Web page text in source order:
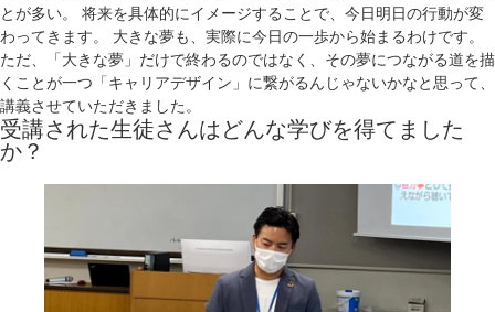
とが多い。 将来を具体的にイメージすることで、今日明日の行動が変
わってきます。 大きな夢も、実際に今日の一歩から始まるわけです。
ただ、「大きな夢」だけで終わるのではなく、その夢につながる道を描
くことが一つ「キャリアデザイン」に繋がるんじゃないかなと思って、
講義させていただきました。
受講された生徒さんはどんな学びを得てました
か？